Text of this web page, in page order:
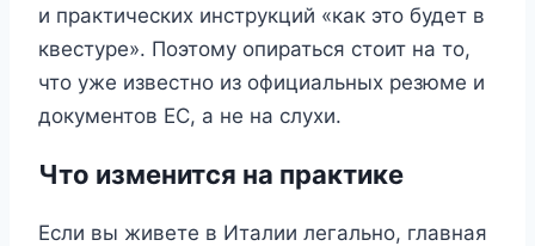
и практических инструкций «как это будет в
квестуре». Поэтому опираться стоит на то,
что уже известно из официальных резюме и
документов ЕС, а не на слухи.
Что изменится на практике
Если вы живете в Италии легально, главная